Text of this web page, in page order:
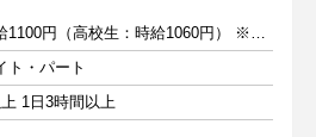
一般時給1100円（高校生：時給1060円） ※土日時給＋50円
ト・パート
1日3時間以上